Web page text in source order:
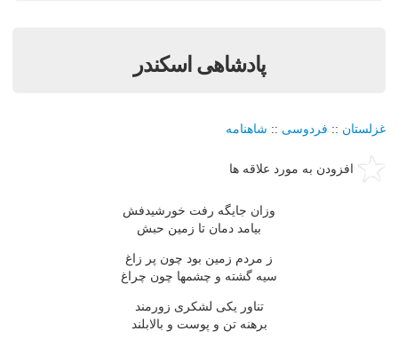
پادشاهی اسکندر
غزلستان :: فردوسی :: شاهنامه
افزودن به مورد علاقه ها
وزان جایگه رفت خورشیدفش
بیامد دمان تا زمین حبش
ز مردم زمین بود چون پر زاغ
سیه گشته و چشمها چون چراغ
تناور یکی لشکری زورمند
برهنه تن و پوست و بالابلند